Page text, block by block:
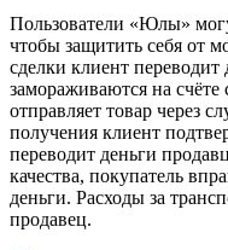
Пользователи «Юлы»
чтобы защитить себя от
сделки клиент
замораживаются на счёте
отправляет товар через
получения клиент
переводит деньги
качества, покупатель
деньги. Расходы за
продавец.